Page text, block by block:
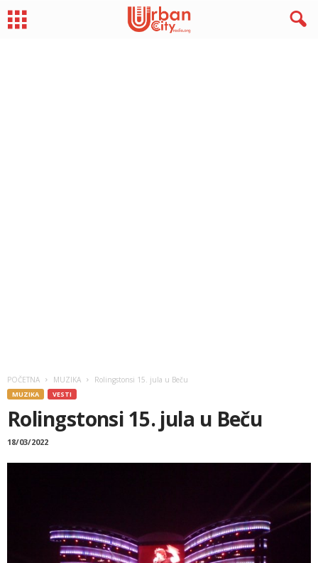
POČETNA MUZIKA Rolingstonsi 15. jula u Beču
MUZIKA VESTI
Rolingstonsi 15. jula u Beču
18/03/2022